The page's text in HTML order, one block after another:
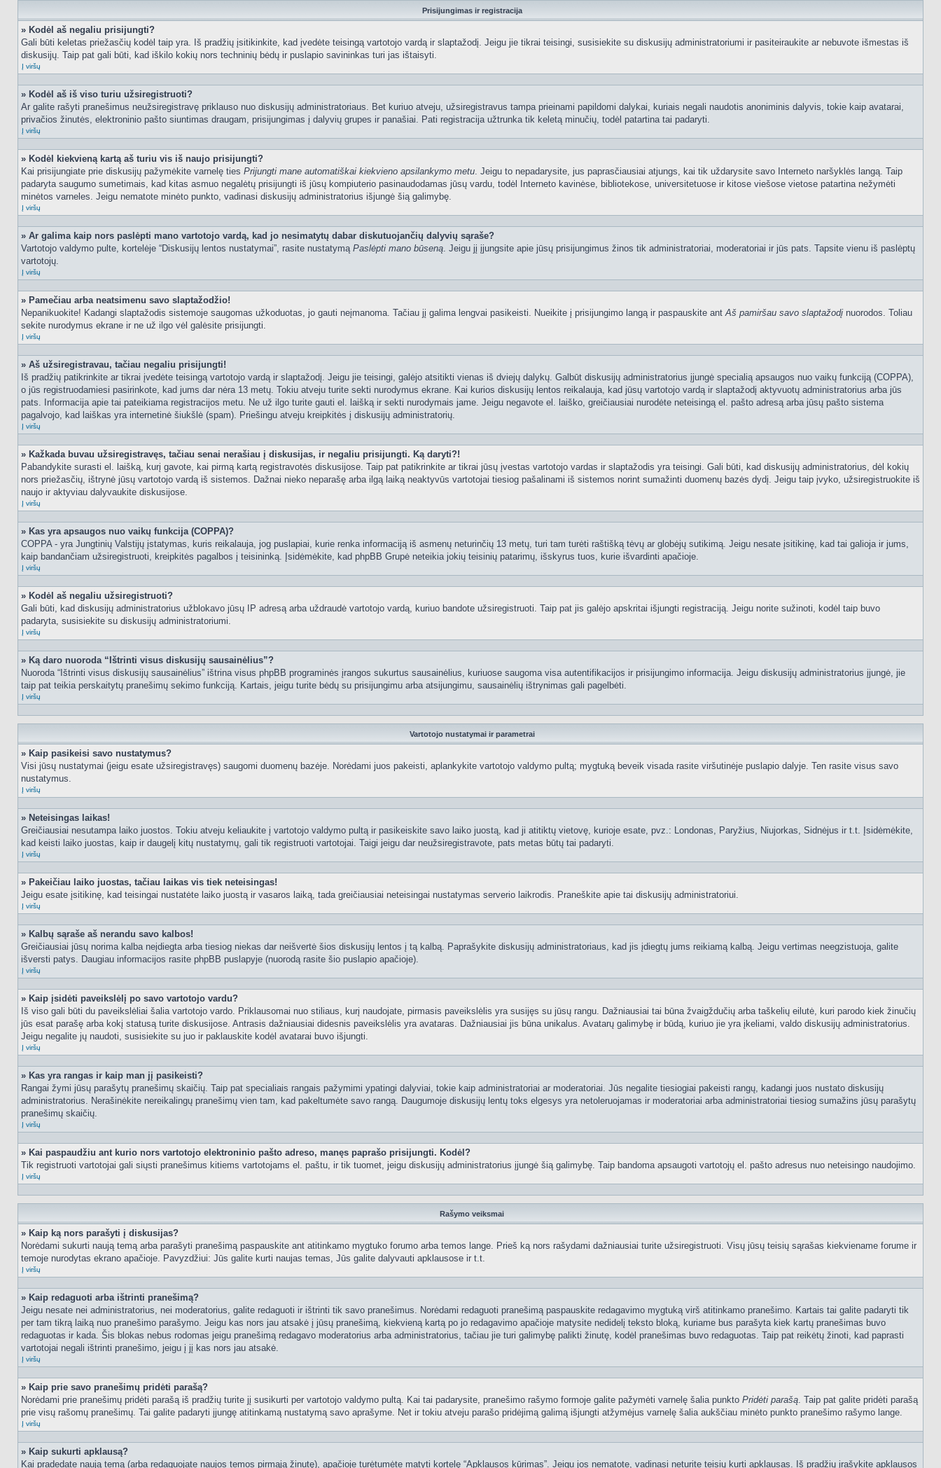
Prisijungimas ir registracija
» Kodėl aš negaliu prisijungti?
Gali būti keletas priežasčių kodėl taip yra. Iš pradžių įsitikinkite, kad įvedėte teisingą vartotojo vardą ir slaptažodį. Jeigu jie tikrai teisingi, susisiekite su diskusijų administratoriumi ir pasiteiraukite ar nebuvote išmestas iš
diskusijų. Taip pat gali būti, kad iškilo kokių nors techninių bėdų ir puslapio savininkas turi jas ištaisyti.
Į viršų
» Kodėl aš iš viso turiu užsiregistruoti?
Ar galite rašyti pranešimus neužsiregistravę priklauso nuo diskusijų administratoriaus. Bet kuriuo atveju, užsiregistravus tampa prieinami papildomi dalykai, kuriais negali naudotis anoniminis dalyvis, tokie kaip avatarai,
privačios žinutės, elektroninio pašto siuntimas draugam, prisijungimas į dalyvių grupes ir panašiai. Pati registracija užtrunka tik keletą minučių, todėl patartina tai padaryti.
Į viršų
» Kodėl kiekvieną kartą aš turiu vis iš naujo prisijungti?
Kai prisijungiate prie diskusijų pažymėkite varnelę ties Prijungti mane automatiškai kiekvieno apsilankymo metu. Jeigu to nepadarysite, jus paprasčiausiai atjungs, kai tik uždarysite savo Interneto naršyklės langą. Taip
padaryta saugumo sumetimais, kad kitas asmuo negalėtų prisijungti iš jūsų kompiuterio pasinaudodamas jūsų vardu, todėl Interneto kavinėse, bibliotekose, universitetuose ir kitose viešose vietose patartina nežymėti
minėtos varneles. Jeigu nematote minėto punkto, vadinasi diskusijų administratorius išjungė šią galimybę.
Į viršų
» Ar galima kaip nors paslėpti mano vartotojo vardą, kad jo nesimatytų dabar diskutuojančių dalyvių sąraše?
Vartotojo valdymo pulte, kortelėje “Diskusijų lentos nustatymai”, rasite nustatymą Paslėpti mano būseną. Jeigu jį įjungsite apie jūsų prisijungimus žinos tik administratoriai, moderatoriai ir jūs pats. Tapsite vienu iš paslėptų
vartotojų.
Į viršų
» Pamečiau arba neatsimenu savo slaptažodžio!
Nepanikuokite! Kadangi slaptažodis sistemoje saugomas užkoduotas, jo gauti neįmanoma. Tačiau jį galima lengvai pasikeisti. Nueikite į prisijungimo langą ir paspauskite antAš pamiršau savo slaptažodį nuorodos. Toliau
sekite nurodymus ekrane ir ne už ilgo vėl galėsite prisijungti.
Į viršų
» Aš užsiregistravau, tačiau negaliu prisijungti!
Iš pradžių patikrinkite ar tikrai įvedėte teisingą vartotojo vardą ir slaptažodį. Jeigu jie teisingi, galėjo atsitikti vienas iš dviejų dalykų. Galbūt diskusijų administratorius įjungė specialią apsaugos nuo vaikų funkciją (COPPA),
o jūs registruodamiesi pasirinkote, kad jums dar nėra 13 metų. Tokiu atveju turite sekti nurodymus ekrane. Kai kurios diskusijų lentos reikalauja, kad jūsų vartotojo vardą ir slaptažodį aktyvuotų administratorius arba jūs
pats. Informacija apie tai pateikiama registracijos metu. Ne už ilgo turite gauti el. laišką ir sekti nurodymais jame. Jeigu negavote el. laiško, greičiausiai nurodėte neteisingą el. pašto adresą arba jūsų pašto sistema
pagalvojo, kad laiškas yra internetinė šiukšlė (spam). Priešingu atveju kreipkitės į diskusijų administratorių.
Į viršų
» Kažkada buvau užsiregistravęs, tačiau senai nerašiau į diskusijas, ir negaliu prisijungti. Ką daryti?!
Pabandykite surasti el. laišką, kurį gavote, kai pirmą kartą registravotės diskusijose. Taip pat patikrinkite ar tikrai jūsų įvestas vartotojo vardas ir slaptažodis yra teisingi. Gali būti, kad diskusijų administratorius, dėl kokių
nors priežasčių, ištrynė jūsų vartotojo vardą iš sistemos. Dažnai nieko neparašę arba ilgą laiką neaktyvūs vartotojai tiesiog pašalinami iš sistemos norint sumažinti duomenų bazės dydį. Jeigu taip įvyko, užsiregistruokite iš
naujo ir aktyviau dalyvaukite diskusijose.
Į viršų
» Kas yra apsaugos nuo vaikų funkcija (COPPA)?
COPPA - yra Jungtinių Valstijų įstatymas, kuris reikalauja, jog puslapiai, kurie renka informaciją iš asmenų neturinčių 13 metų, turi tam turėti raštišką tėvų ar globėjų sutikimą. Jeigu nesate įsitikinę, kad tai galioja ir jums,
kaip bandančiam užsiregistruoti, kreipkitės pagalbos į teisininką. Įsidėmėkite, kad phpBB Grupė neteikia jokių teisinių patarimų, išskyrus tuos, kurie išvardinti apačioje.
Į viršų
» Kodėl aš negaliu užsiregistruoti?
Gali būti, kad diskusijų administratorius užblokavo jūsų IP adresą arba uždraudė vartotojo vardą, kuriuo bandote užsiregistruoti. Taip pat jis galėjo apskritai išjungti registraciją. Jeigu norite sužinoti, kodėl taip buvo
padaryta, susisiekite su diskusijų administratoriumi.
Į viršų
» Ką daro nuoroda “Ištrinti visus diskusijų sausainėlius”?
Nuoroda “Ištrinti visus diskusijų sausainėlius” ištrina visus phpBB programinės įrangos sukurtus sausainėlius, kuriuose saugoma visa autentifikacijos ir prisijungimo informacija. Jeigu diskusijų administratorius įjungė, jie
taip pat teikia perskaitytų pranešimų sekimo funkciją. Kartais, jeigu turite bėdų su prisijungimu arba atsijungimu, sausainėlių ištrynimas gali pagelbėti.
Į viršų
Vartotojo nustatymai ir parametrai
» Kaip pasikeisi savo nustatymus?
Visi jūsų nustatymai (jeigu esate užsiregistravęs) saugomi duomenų bazėje. Norėdami juos pakeisti, aplankykite vartotojo valdymo pultą; mygtuką beveik visada rasite viršutinėje puslapio dalyje. Ten rasite visus savo
nustatymus.
Į viršų
» Neteisingas laikas!
Greičiausiai nesutampa laiko juostos. Tokiu atveju keliaukite į vartotojo valdymo pultą ir pasikeiskite savo laiko juostą, kad ji atitiktų vietovę, kurioje esate, pvz.: Londonas, Paryžius, Niujorkas, Sidnėjus ir t.t. Įsidėmėkite,
kad keisti laiko juostas, kaip ir daugelį kitų nustatymų, gali tik registruoti vartotojai. Taigi jeigu dar neužsiregistravote, pats metas būtų tai padaryti.
Į viršų
» Pakeičiau laiko juostas, tačiau laikas vis tiek neteisingas!
Jeigu esate įsitikinę, kad teisingai nustatėte laiko juostą ir vasaros laiką, tada greičiausiai neteisingai nustatymas serverio laikrodis. Praneškite apie tai diskusijų administratoriui.
Į viršų
» Kalbų sąraše aš nerandu savo kalbos!
Greičiausiai jūsų norima kalba neįdiegta arba tiesiog niekas dar neišvertė šios diskusijų lentos į tą kalbą. Paprašykite diskusijų administratoriaus, kad jis įdiegtų jums reikiamą kalbą. Jeigu vertimas neegzistuoja, galite
išversti patys. Daugiau informacijos rasite phpBB puslapyje (nuorodą rasite šio puslapio apačioje).
Į viršų
» Kaip įsidėti paveikslėlį po savo vartotojo vardu?
Iš viso gali būti du paveikslėliai šalia vartotojo vardo. Priklausomai nuo stiliaus, kurį naudojate, pirmasis paveikslėlis yra susijęs su jūsų rangu. Dažniausiai tai būna žvaigždučių arba taškelių eilutė, kuri parodo kiek žinučių
jūs esat parašę arba kokį statusą turite diskusijose. Antrasis dažniausiai didesnis paveikslėlis yra avataras. Dažniausiai jis būna unikalus. Avatarų galimybę ir būdą, kuriuo jie yra įkeliami, valdo diskusijų administratorius.
Jeigu negalite jų naudoti, susisiekite su juo ir paklauskite kodėl avatarai buvo išjungti.
Į viršų
» Kas yra rangas ir kaip man jį pasikeisti?
Rangai žymi jūsų parašytų pranešimų skaičių. Taip pat specialiais rangais pažymimi ypatingi dalyviai, tokie kaip administratoriai ar moderatoriai. Jūs negalite tiesiogiai pakeisti rangų, kadangi juos nustato diskusijų
administratorius. Nerašinėkite nereikalingų pranešimų vien tam, kad pakeltumėte savo rangą. Daugumoje diskusijų lentų toks elgesys yra netoleruojamas ir moderatoriai arba administratoriai tiesiog sumažins jūsų parašytų
pranešimų skaičių.
Į viršų
» Kai paspaudžiu ant kurio nors vartotojo elektroninio pašto adreso, manęs paprašo prisijungti. Kodėl?
Tik registruoti vartotojai gali siųsti pranešimus kitiems vartotojams el. paštu, ir tik tuomet, jeigu diskusijų administratorius įjungė šią galimybę. Taip bandoma apsaugoti vartotojų el. pašto adresus nuo neteisingo naudojimo.
Į viršų
Rašymo veiksmai
» Kaip ką nors parašyti į diskusijas?
Norėdami sukurti naują temą arba parašyti pranešimą paspauskite ant atitinkamo mygtuko forumo arba temos lange. Prieš ką nors rašydami dažniausiai turite užsiregistruoti. Visų jūsų teisių sąrašas kiekviename forume ir
temoje nurodytas ekrano apačioje. Pavyzdžiui: Jūs galite kurti naujas temas, Jūs galite dalyvauti apklausose ir t.t.
Į viršų
» Kaip redaguoti arba ištrinti pranešimą?
Jeigu nesate nei administratorius, nei moderatorius, galite redaguoti ir ištrinti tik savo pranešimus. Norėdami redaguoti pranešimą paspauskite redagavimo mygtuką virš atitinkamo pranešimo. Kartais tai galite padaryti tik
per tam tikrą laiką nuo pranešimo parašymo. Jeigu kas nors jau atsakė į jūsų pranešimą, kiekvieną kartą po jo redagavimo apačioje matysite nedidelį teksto bloką, kuriame bus parašyta kiek kartų pranešimas buvo
redaguotas ir kada. Šis blokas nebus rodomas jeigu pranešimą redagavo moderatorius arba administratorius, tačiau jie turi galimybę palikti žinutę, kodėl pranešimas buvo redaguotas. Taip pat reikėtų žinoti, kad paprasti
vartotojai negali ištrinti pranešimo, jeigu į jį kas nors jau atsakė.
Į viršų
» Kaip prie savo pranešimų pridėti parašą?
Norėdami prie pranešimų pridėti parašą iš pradžių turite jį susikurti per vartotojo valdymo pultą. Kai tai padarysite, pranešimo rašymo formoje galite pažymėti varnelę šalia punkto Pridėti parašą. Taip pat galite pridėti parašą
prie visų rašomų pranešimų. Tai galite padaryti įjungę atitinkamą nustatymą savo aprašyme. Net ir tokiu atveju parašo pridėjimą galimą išjungti atžymėjus varnelę šalia aukščiau minėto punkto pranešimo rašymo lange.
Į viršų
» Kaip sukurti apklausą?
Kai pradedate naują temą (arba redaguojate naujos temos pirmąją žinutę), apačioje turėtumėte matyti kortelę “Apklausos kūrimas”. Jeigu jos nematote, vadinasi neturite teisių kurti apklausas. Iš pradžių įrašykite apklausos